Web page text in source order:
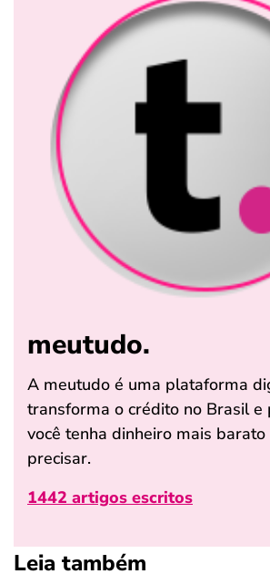
meutudo.
A meutudo é uma plataforma
transforma o crédito no Brasil e
você tenha dinheiro mais
precisar.
1442 artigos escritos
Leia também